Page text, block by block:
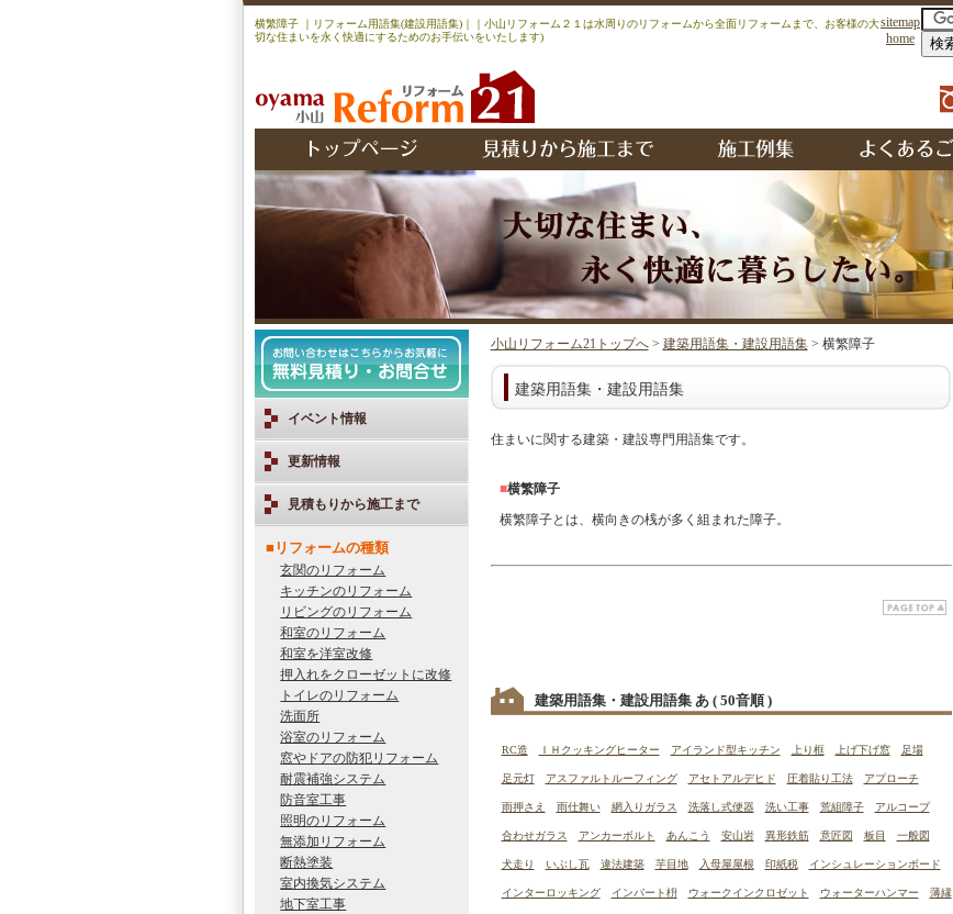
横繁障子 ｜リフォーム用語集(建設用語集)｜｜小山リフォーム２１は水周りのリフォームから全面リフォームまで、お客様の大
切な住まいを永く快適にするためのお手伝いをいたします)
sitemap
home
イベント情報
更新情報
見積もりから施工まで
■リフォームの種類
玄関のリフォーム
キッチンのリフォーム
リビングのリフォーム
和室のリフォーム
和室を洋室改修
押入れをクローゼットに改修
トイレのリフォーム
洗面所
浴室のリフォーム
窓やドアの防犯リフォーム
耐震補強システム
防音室工事
照明のリフォーム
無添加リフォーム
断熱塗装
室内換気システム
地下室工事
小山リフォーム21トップへ> 建築用語集・建設用語集> 横繁障子
建築用語集・建設用語集
住まいに関する建築・建設専門用語集です。
■横繁障子
横繁障子とは、横向きの桟が多く組まれた障子。
建築用語集・建設用語集 あ( 50音順 )
RC造 ＩＨクッキングヒーター アイランド型キッチン 上り框 上げ下げ窓 足場
足元灯 アスファルトルーフィング アセトアルデヒド 圧着貼り工法 アプローチ
雨押さえ 雨仕舞い 網入りガラス 洗落し式便器 洗い工事 荒組障子 アルコープ
合わせガラス アンカーボルト あんこう 安山岩 異形鉄筋 意匠図 板目 一般図
犬走り いぶし瓦 違法建築 芋目地 入母屋屋根 印紙税 インシュレーションボード
インターロッキング インバート枡 ウォークインクロゼット ウォーターハンマー 薄縁